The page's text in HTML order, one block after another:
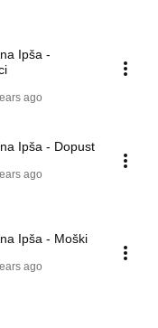
Ipša -
ago
Ipša - Dopust
ago
Ipša - Moški
ago